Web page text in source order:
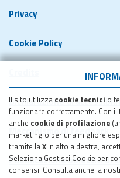
Il sito utilizza cookie tecnici o
funzionare correttamente. Con
anche cookie di profilazione
marketing o per una migliore
tramite laX in alto a destra,
Seleziona Gestisci Cookie per
consensi. Consulta anche la
Privacy
Cookie Policy
Dichiarazione di
Meccanismo di feedback
Pubblicazione obiettivi di